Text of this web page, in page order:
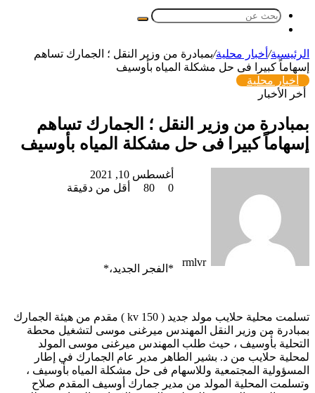
بحث
الرئيسية/ أخبار محلية/بمبادرة من وزير النقل ؛ الجمارك تساهم
إسهاماً كبيرا فى حل مشكلة المياه بأوسيف
أخبار محلية
أخر الأخبار
بمبادرة من وزير النقل ؛ الجمارك تساهم
إسهاماً كبيرا فى حل مشكلة المياه بأوسيف
rmlvr
أرسل
بريدا
أغسطس 10, 2021
0
أقل من دقيقة
*الفجر الجديد،*
تسلمت محلية حلايب مولد جديد ( 150 kv ) مقدم من هيئة الجمارك
بمبادرة من وزير النقل المهندس ميرغنى موسى لتشغيل محطة
التحلية بأوسيف ، حيث طلب المهندس ميرغنى موسى المولد
لمحلية حلايب من د. بشير الطاهر مدير عام الجمارك في إطار
المسؤولية المجتمعية وللاسهام فى حل مشكلة المياه بأوسيف ،
وتسلمت المحلية المولد من مدير جمارك أوسيف المقدم صلاح